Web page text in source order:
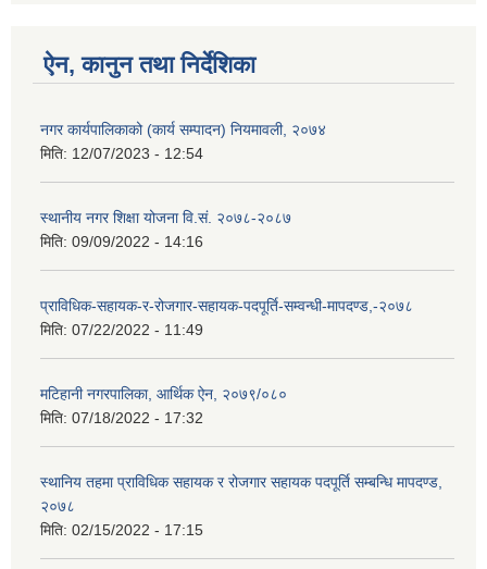
ऐन, कानुन तथा निर्देशिका
नगर कार्यपालिकाको (कार्य सम्पादन) नियमावली, २०७४
मिति: 12/07/2023 - 12:54
स्थानीय नगर शिक्षा योजना वि‍.सं. २०७८-२०८७
मिति: 09/09/2022 - 14:16
प्राविधिक-सहायक-र-रोजगार-सहायक-पदपूर्ति-सम्वन्धी-मापदण्ड,-२०७८
मिति: 07/22/2022 - 11:49
मटिहानी नगरपालिका, आर्थिक ऐन, २०७९/०८०
मिति: 07/18/2022 - 17:32
स्थानिय तहमा प्राविधिक सहायक र रोजगार सहायक पदपूर्ति सम्बन्धि मापदण्ड,
२०७८
मिति: 02/15/2022 - 17:15